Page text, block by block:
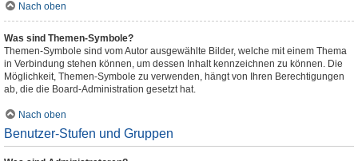
Nach oben
Was sind Themen-Symbole?
Themen-Symbole sind vom Autor ausgewählte Bilder, welche mit einem Thema
in Verbindung stehen können, um dessen Inhalt kennzeichnen zu können. Die
Möglichkeit, Themen-Symbole zu verwenden, hängt von Ihren Berechtigungen
ab, die die Board-Administration gesetzt hat.
Nach oben
Benutzer-Stufen und Gruppen